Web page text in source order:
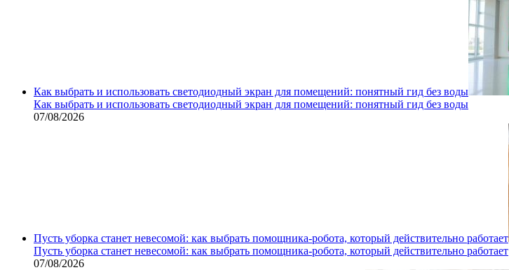
Как выбрать и использовать светодиодный экран для помещений: понятный гид без воды
Как выбрать и использовать светодиодный экран для помещений: понятный гид без воды
07/08/2026
Пусть уборка станет невесомой: как выбрать помощника‑робота, который действительно работает
Пусть уборка станет невесомой: как выбрать помощника‑робота, который действительно работает
07/08/2026